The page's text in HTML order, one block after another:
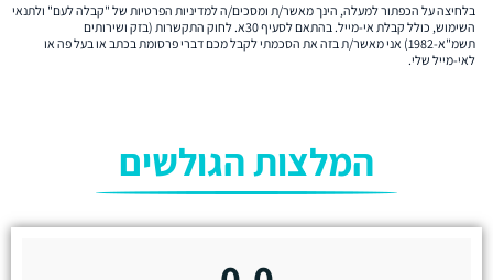
בלחיצה על הכפתור למעלה, הינך מאשר/ת ומסכים/ה למדיניות הפרטיות של "קבלה לעם" ולתנאי
השימוש, כולל קבלת אי-מייל. בהתאם לסעיף 30א. לחוק התקשרות (בזק ושירותים
תשמ"א-1982) אני מאשר/ת בזה את הסכמתי לקבל מכם דברי פרסומת בכתב או בעל פה או
לאי-מייל שלי.
המלצות הגולשים